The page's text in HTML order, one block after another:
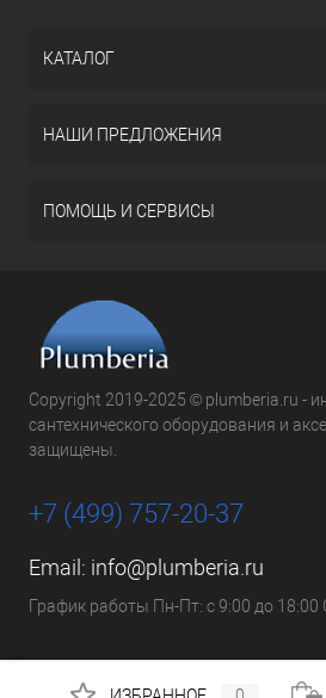
КАТАЛОГ
НАШИ ПРЕДЛОЖЕНИЯ
ПОМОЩЬ И СЕРВИСЫ
Copyright 2019-2025 © plumberia.ru -
сантехнического оборудования и
защищены.
+7 (499) 757-20-37
Email: info@plumberia.ru
График работы Пн-Пт: с 9:00 до